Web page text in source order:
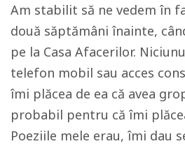
Am stabilit să ne vedem în
două săptămâni înainte,
pe la Casa Afacerilor.
telefon mobil sau acces
îmi plăcea de ea că avea
probabil pentru că îmi
Poeziile mele erau, îmi dau